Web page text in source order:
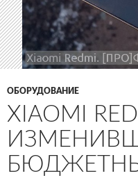
ОБОРУДОВАНИЕ
XIAOMI